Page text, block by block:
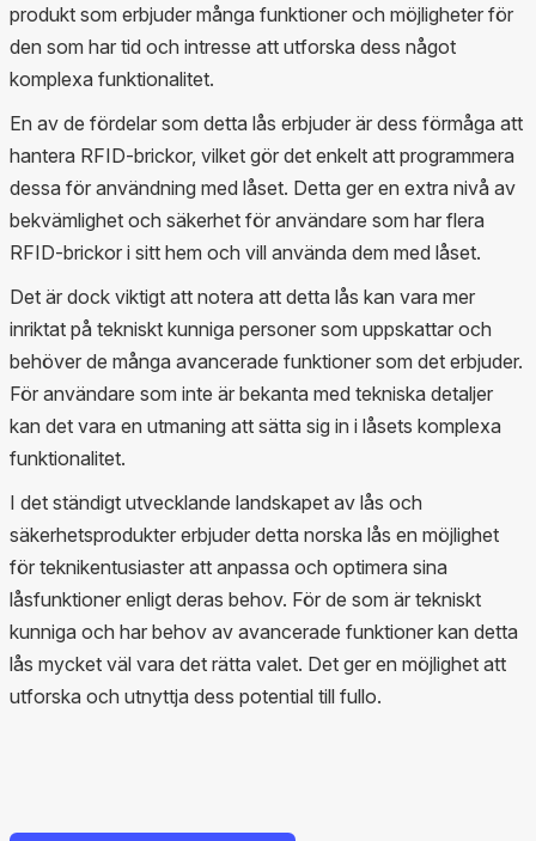
produkt som erbjuder många funktioner och möjligheter för
den som har tid och intresse att utforska dess något
komplexa funktionalitet.
En av de fördelar som detta lås erbjuder är dess förmåga att
hantera RFID-brickor, vilket gör det enkelt att programmera
dessa för användning med låset. Detta ger en extra nivå av
bekvämlighet och säkerhet för användare som har flera
RFID-brickor i sitt hem och vill använda dem med låset.
Det är dock viktigt att notera att detta lås kan vara mer
inriktat på tekniskt kunniga personer som uppskattar och
behöver de många avancerade funktioner som det erbjuder.
För användare som inte är bekanta med tekniska detaljer
kan det vara en utmaning att sätta sig in i låsets komplexa
funktionalitet.
I det ständigt utvecklande landskapet av lås och
säkerhetsprodukter erbjuder detta norska lås en möjlighet
för teknikentusiaster att anpassa och optimera sina
låsfunktioner enligt deras behov. För de som är tekniskt
kunniga och har behov av avancerade funktioner kan detta
lås mycket väl vara det rätta valet. Det ger en möjlighet att
utforska och utnyttja dess potential till fullo.